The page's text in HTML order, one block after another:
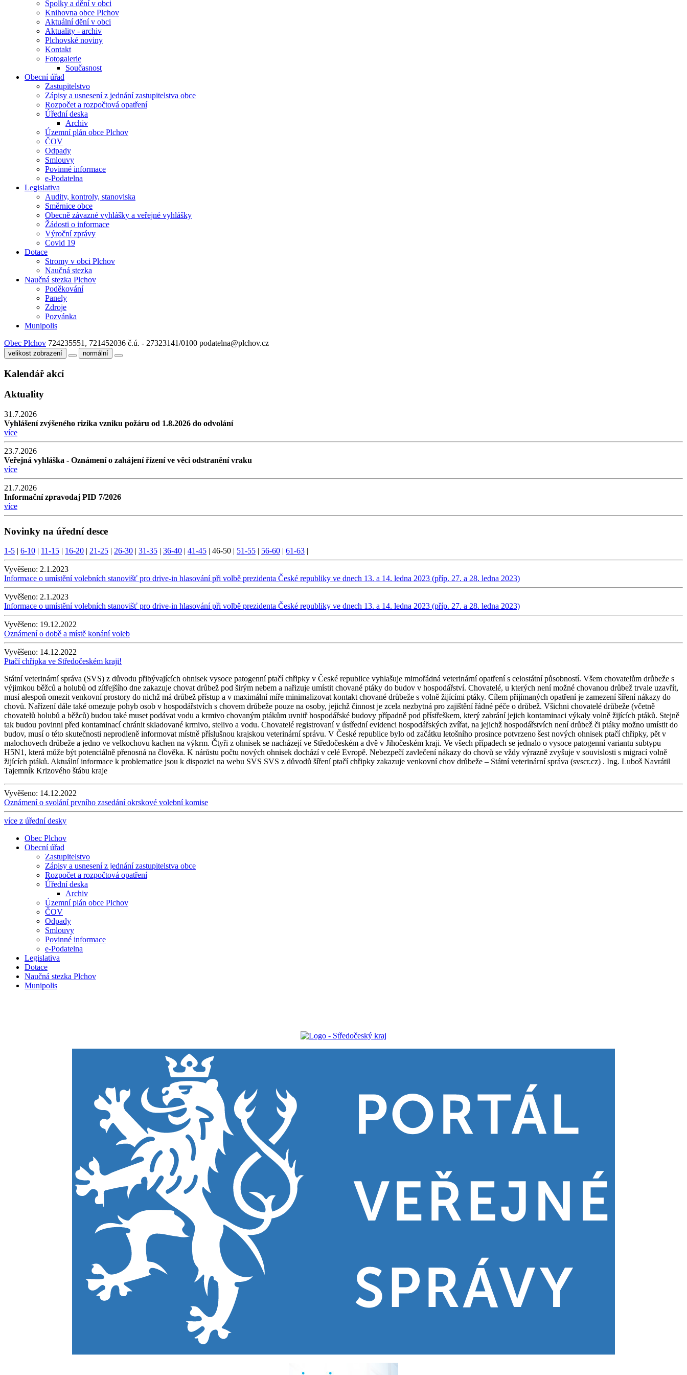
Spolky a dění v obci
Knihovna obce Plchov
Aktuální dění v obci
Aktuality - archiv
Plchovské noviny
Kontakt
Fotogalerie
Současnost
Obecní úřad
Zastupitelstvo
Zápisy a usnesení z jednání zastupitelstva obce
Rozpočet a rozpočtová opatření
Úřední deska
Archiv
Územní plán obce Plchov
ČOV
Odpady
Smlouvy
Povinné informace
e-Podatelna
Legislativa
Audity, kontroly, stanoviska
Směrnice obce
Obecně závazné vyhlášky a veřejné vyhlášky
Žádosti o informace
Výroční zprávy
Covid 19
Dotace
Stromy v obci Plchov
Naučná stezka
Naučná stezka Plchov
Poděkování
Panely
Zdroje
Pozvánka
Munipolis
Obec Plchov 724235551, 721452036 č.ú. - 27323141/0100 podatelna@plchov.cz
velikost zobrazení normální
Kalendář akcí
Aktuality
31.7.2026
Vyhlášení zvýšeného rizika vzniku požáru od 1.8.2026 do odvolání
více
23.7.2026
Veřejná vyhláška - Oznámení o zahájení řízení ve věci odstranění vraku
více
21.7.2026
Informační zpravodaj PID 7/2026
více
Novinky na úřední desce
1-5 6-10 11-15 16-20 21-25 26-30 31-35 36-40 41-45 46-50 51-55 56-60 61-63
Vyvěšeno: 2.1.2023
Informace o umístění volebních stanovišť pro drive-in hlasování při volbě prezidenta České republiky ve dnech 13. a 14. ledna 2023 (příp. 27. a 28. ledna 2023)
Vyvěšeno: 2.1.2023
Informace o umístění volebních stanovišť pro drive-in hlasování při volbě prezidenta České republiky ve dnech 13. a 14. ledna 2023 (příp. 27. a 28. ledna 2023)
Vyvěšeno: 19.12.2022
Oznámení o době a místě konání voleb
Vyvěšeno: 14.12.2022
Ptačí chřipka ve Středočeském kraji!
Státní veterinární správa (SVS) z důvodu přibývajících ohnisek vysoce patogenní ptačí chřipky v České republice vyhlašuje mimořádná veterinární opatření s celostátní působností. Všem chovatelům drůbeže s
výjimkou běžců a holubů od zítřejšího dne zakazuje chovat drůbež pod širým nebem a nařizuje umístit chované ptáky do budov v hospodářství. Chovatelé, u kterých není možné chovanou drůbež trvale uzavřít,
musí alespoň omezit venkovní prostory do nichž má drůbež přístup a v maximální míře minimalizovat kontakt chované drůbeže s volně žijícími ptáky. Cílem přijímaných opatření je zamezení šíření nákazy do
chovů. Nařízení dále také omezuje pohyb osob v hospodářstvích s chovem drůbeže pouze na osoby, jejichž činnost je zcela nezbytná pro zajištění řádné péče o drůbež. Všichni chovatelé drůbeže (včetně
chovatelů holubů a běžců) budou také muset podávat vodu a krmivo chovaným ptákům uvnitř hospodářské budovy případně pod přístřeškem, který zabrání jejich kontaminaci výkaly volně žijících ptáků. Stejně
tak budou povinni před kontaminací chránit skladované krmivo, stelivo a vodu. Chovatelé registrovaní v ústřední evidenci hospodářských zvířat, na jejichž hospodářstvích není drůbež či ptáky možno umístit do
budov, musí o této skutečnosti neprodleně informovat místně příslušnou krajskou veterinární správu. V České republice bylo od začátku letošního prosince potvrzeno šest nových ohnisek ptačí chřipky, pět v
malochovech drůbeže a jedno ve velkochovu kachen na výkrm. Čtyři z ohnisek se nacházejí ve Středočeském a dvě v Jihočeském kraji. Ve všech případech se jednalo o vysoce patogenní variantu subtypu
H5N1, která může být potenciálně přenosná na člověka. K nárůstu počtu nových ohnisek dochází v celé Evropě. Nebezpečí zavlečení nákazy do chovů se vždy výrazně zvyšuje v souvislosti s migrací volně
žijících ptáků. Aktuální informace k problematice jsou k dispozici na webu SVS SVS z důvodů šíření ptačí chřipky zakazuje venkovní chov drůbeže – Státní veterinární správa (svscr.cz) . Ing. Luboš Navrátil
Tajemník Krizového štábu kraje
Vyvěšeno: 14.12.2022
Oznámení o svolání prvního zasedání okrskové volební komise
více z úřední desky
Obec Plchov
Obecní úřad
Zastupitelstvo
Zápisy a usnesení z jednání zastupitelstva obce
Rozpočet a rozpočtová opatření
Úřední deska
Archiv
Územní plán obce Plchov
ČOV
Odpady
Smlouvy
Povinné informace
e-Podatelna
Legislativa
Dotace
Naučná stezka Plchov
Munipolis